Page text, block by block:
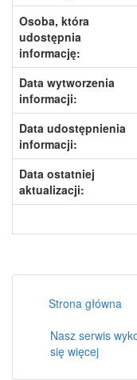
Osoba, która
udostępnia
informację:
Data wytworzenia
informacji:
Data udostępnienia
informacji:
Data ostatniej
aktualizacji:
Strona główna
Nasz serwis
się więcej